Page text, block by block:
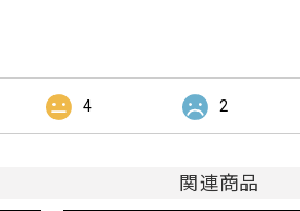
4 2
関連商品